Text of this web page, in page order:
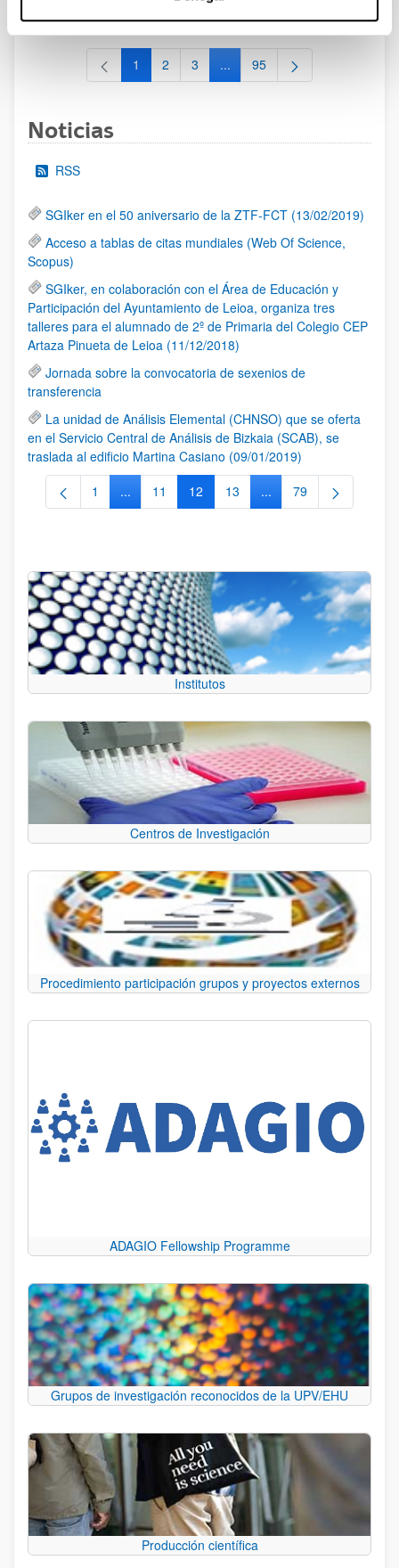
al 30/07/2026 (ambos incluídos)
Página
1 Página
2 Página
3 ...Páginas intermedias Use TAB
Página
95
Noticias
RSS
SGIker en el 50 aniversario de la ZTF-FCT (13/02/2019)
Acceso a tablas de citas mundiales (Web Of Science,
Scopus)
SGIker, en colaboración con el Área de Educación y
Participación del Ayuntamiento de Leioa, organiza tres
talleres para el alumnado de 2º de Primaria del Colegio CEP
Artaza Pinueta de Leioa (11/12/2018)
Jornada sobre la convocatoria de sexenios de
transferencia
La unidad de Análisis Elemental (CHNSO) que se oferta
en el Servicio Central de Análisis de Bizkaia (SCAB), se
traslada al edificio Martina Casiano (09/01/2019)
Página
1 ...Páginas intermedias Use TAB para desplazarse.
Página
11 Página
12 Página
13 ...Páginas intermedias
Página
79
Institutos
Centros de Investigación
Procedimiento participación grupos y proyectos externos
ADAGIO Fellowship Programme
Grupos de investigación reconocidos de la UPV/EHU
Producción científica